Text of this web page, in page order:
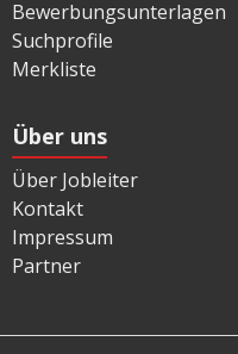
Bewerbungsunterlagen
Suchprofile
Merkliste
Über uns
Über Jobleiter
Kontakt
Impressum
Partner